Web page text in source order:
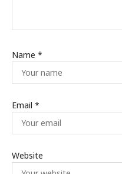
Name *
Email *
Website